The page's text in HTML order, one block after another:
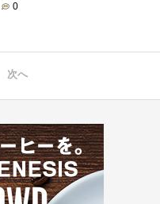
0
次へ